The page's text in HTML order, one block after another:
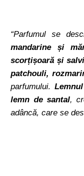
“Parfumul se
mandarine și
scorțișoară și
patchouli,
parfumului.
lemn de santal,
adâncă, care se